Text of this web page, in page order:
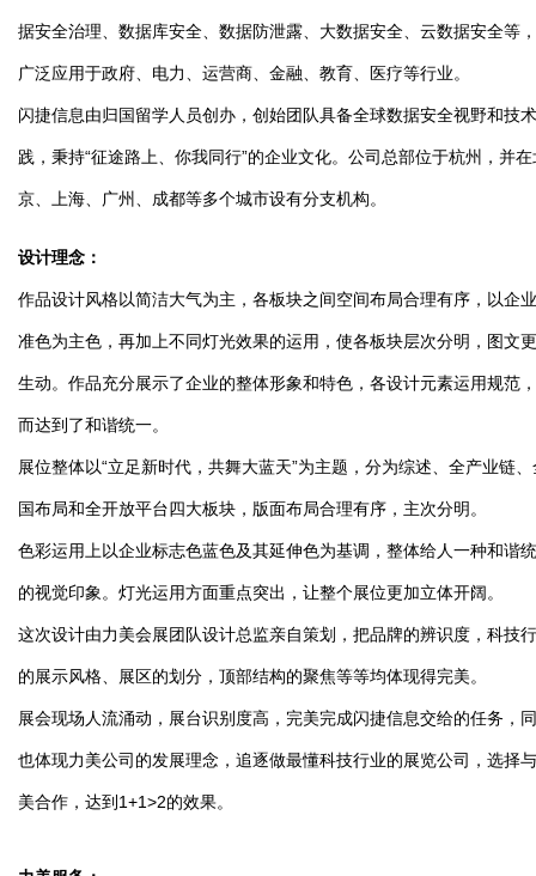
据安全治理、数据库安全、数据防泄露、大数据安全、云数据安全等
广泛应用于政府、电力、运营商、金融、教育、医疗等行业。
闪捷信息由归国留学人员创办，创始团队具备全球数据安全视野和技
践，秉持“征途路上、你我同行”的企业文化。公司总部位于杭州，并在
京、上海、广州、成都等多个城市设有分支机构。
设计理念：
作品设计风格以简洁大气为主，各板块之间空间布局合理有序，以企
准色为主色，再加上不同灯光效果的运用，使各板块层次分明，图文
生动。作品充分展示了企业的整体形象和特色，各设计元素运用规范
而达到了和谐统一。
展位整体以“立足新时代，共舞大蓝天”为主题，分为综述、全产业链、
国布局和全开放平台四大板块，版面布局合理有序，主次分明。
色彩运用上以企业标志色蓝色及其延伸色为基调，整体给人一种和谐
的视觉印象。灯光运用方面重点突出，让整个展位更加立体开阔。
这次设计由力美会展团队设计总监亲自策划，把品牌的辨识度，科技
的展示风格、展区的划分，顶部结构的聚焦等等均体现得完美。
展会现场人流涌动，展台识别度高，完美完成闪捷信息交给的任务，
也体现力美公司的发展理念，追逐做最懂科技行业的展览公司，选择
美合作，达到1+1>2的效果。